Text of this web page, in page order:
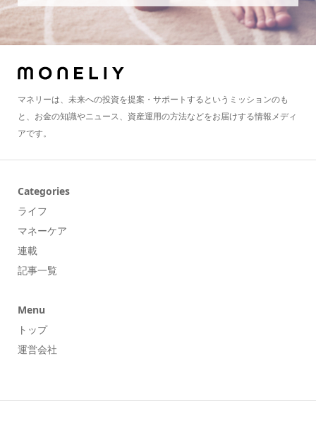
マネリーは、未来への投資を提案・サポートするというミッションのも
と、お金の知識やニュース、資産運用の方法などをお届けする情報メディ
アです。
Categories
ライフ
マネーケア
連載
記事一覧
Menu
トップ
運営会社